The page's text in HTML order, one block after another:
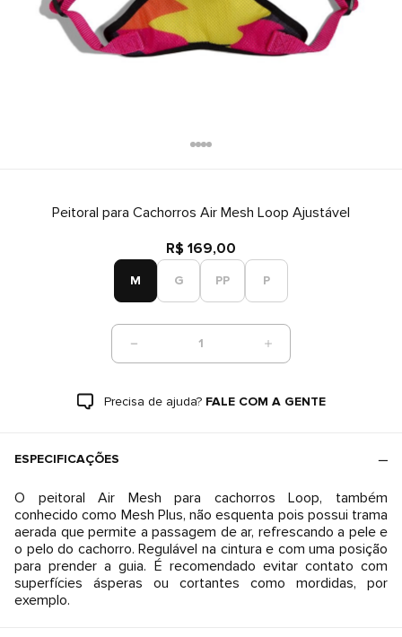
Peitoral para Cachorros Air Mesh Loop Ajustável
R$ 169,00
M G PP P
1
Precisa de ajuda? FALE COM A GENTE
ESPECIFICAÇÕES
O peitoral Air Mesh para cachorros Loop, também
conhecido como Mesh Plus, não esquenta pois possui trama
aerada que permite a passagem de ar, refrescando a pele e
o pelo do cachorro. Regulável na cintura e com uma posição
para prender a guia. É recomendado evitar contato com
superfícies ásperas ou cortantes como mordidas, por
exemplo.